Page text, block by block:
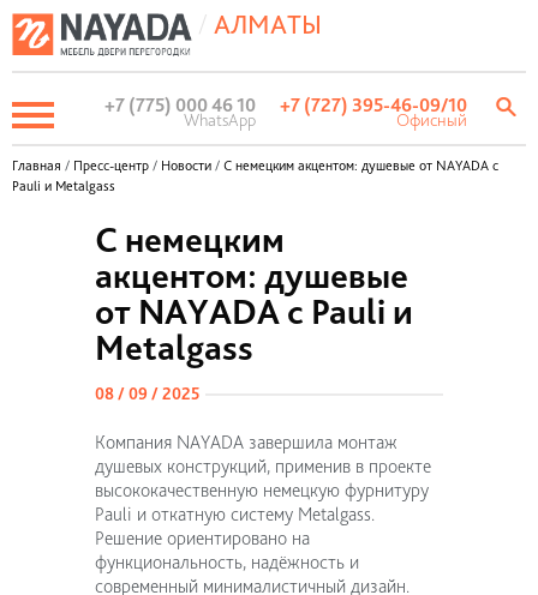
/ АЛМАТЫ
+7 (775) 000 46 10
WhatsApp
+7 (727) 395-46-09/10
Офисный
Главная / Пресс-центр / Новости / С немецким акцентом: душевые от NAYADA с
Pauli и Metalgass
С немецким
акцентом: душевые
от NAYADA с Pauli и
Metalgass
08 / 09 / 2025
Компания NAYADA завершила монтаж
душевых конструкций, применив в проекте
высококачественную немецкую фурнитуру
Pauli и откатную систему Metalgass.
Решение ориентировано на
функциональность, надёжность и
современный минималистичный дизайн.